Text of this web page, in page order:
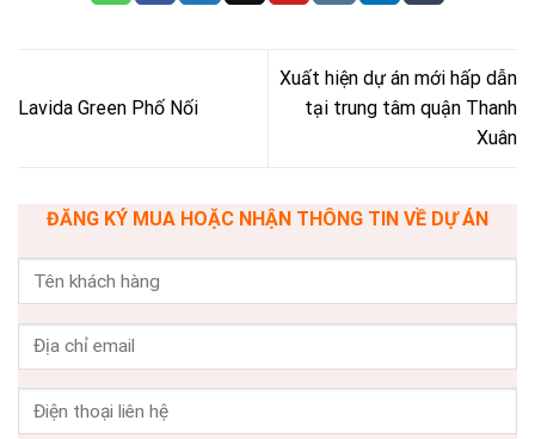
Lavida Green Phố Nối
Xuất hiện dự án mới hấp dẫn
tại trung tâm quận Thanh
Xuân
ĐĂNG KÝ MUA HOẶC NHẬN THÔNG TIN VỀ DỰ ÁN